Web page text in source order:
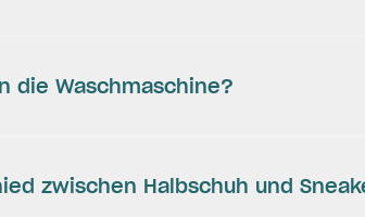
die Waschmaschine?
zwischen Halbschuh und